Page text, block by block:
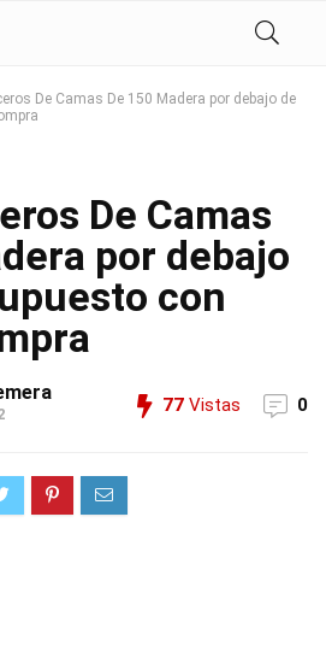
De Camas De 150 Madera por debajo de
De Camas
por debajo
con
77 Vistas 0